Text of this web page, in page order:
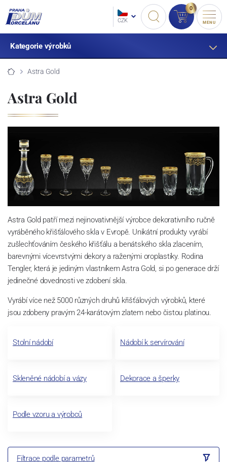
CZK
0
MENU
Kategorie výrobků
Astra Gold
Astra Gold
Astra Gold patří mezi nejinovativnější výrobce dekorativního ručně
vyráběného křišťálového skla v Evropě. Unikátní produkty vyrábí
zušlechťováním českého křišťálu a benátského skla zlacením,
barevnými vícevrstvými dekory a raženými oroplastiky. Rodina
Tengler, která je jediným vlastníkem Astra Gold, si po generace drží
jedinečné dovednosti ve zdobení skla.
Vyrábí více než 5000 různých druhů křišťálových výrobků, které
jsou zdobeny pravým 24-karátovým zlatem nebo čistou platinou.
Stolní nádobí Nádobí k servírování
Skleněné nádobí a vázy Dekorace a šperky
Podle vzoru a výrobců
Filtrace podle parametrů